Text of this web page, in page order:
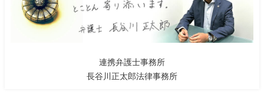
連携弁護士事務所
長谷川正太郎法律事務所